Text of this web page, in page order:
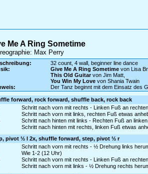
Me A Ring Sometime
Max Perry
32 count, 4 wall, beginner line dance
Give Me A Ring Sometimevon Lisa
This Old Guitarvon Jim Matt,
You Win My Lovevon Shania Twain
Der Tanz beginnt mit dem Einsatz des
forward, rock forward, shuffle back, rock back
Schritt nach vorn mit rechts - Linken Fuß an
Schritt nach vorn mit links, rechten Fuß etwas
Schritt nach hinten mit links - Rechten Fuß an
Schritt nach hinten mit rechts, linken Fuß etwas
pivot ½ l 2x, shuffle forward, step, pivot ½ r
Schritt nach vorn mit rechts - ½ Drehung links
Wie 1-2 (12 Uhr)
Schritt nach vorn mit rechts - Linken Fuß an
Schritt nach vorn mit links - ½ Drehung rechts